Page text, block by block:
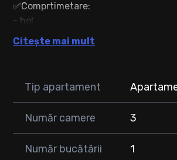
✅Comprtimetare:
- hol
- bucatarie open space cu living
- dormitor principal
- baie
💰Pret : 124.000 euro
La cerere se poate inchiria un loc
Citește mai mult
Tip apartament
Număr camere 3
Număr bucătării 1